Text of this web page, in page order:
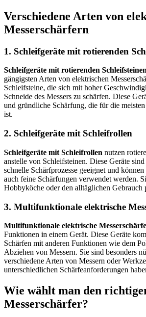
Verschiedene Arten von
Messerschärfern
1. Schleifgeräte mit rotierenden
Schleifgeräte mit rotierenden
gängigsten Arten von elektrischen
Schleifsteine, die sich mit hoher
Schneide des Messers zu schärfen. Diese
und gründliche Schärfung, die für die
ist.
2. Schleifgeräte mit Schleifrollen
Schleifgeräte mit Schleifrollen nutzen
anstelle von Schleifsteinen. Diese Geräte
schnelle Schärfprozesse geeignet und
auch feine Schärfungen verwendet werden.
Hobbyköche oder den alltäglichen Gebrauch
3. Multifunktionale elektrische
Multifunktionale elektrische
Funktionen in einem Gerät. Diese Geräte
Schärfen mit anderen Funktionen wie dem
Abziehen von Messern. Sie sind besonders
verschiedene Arten von Messern oder
unterschiedlichen Schärfeanforderungen
Wie wählt man den
Messerschärfer?